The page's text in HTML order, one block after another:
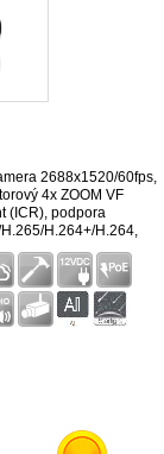
2688x1520/60fps,
4x ZOOM VF
(ICR), podpora
H.264+/H.264,
F1.6, AI a VCA
podpora Micro
certifikát IK10, 3-
box v ceně.